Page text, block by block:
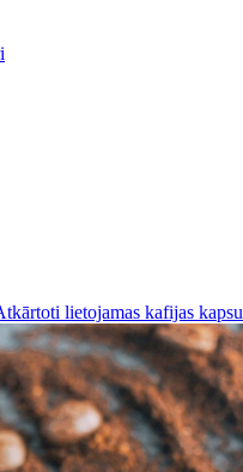
lietojamas kafijas